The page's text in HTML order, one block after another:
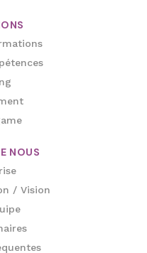
NOUS
/ Vision